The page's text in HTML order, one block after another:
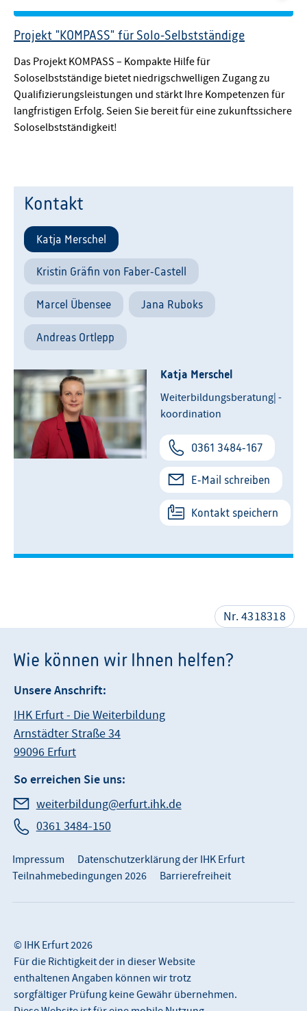
Projekt "KOMPASS" für Solo-Selbstständige
Das Projekt KOMPASS – Kompakte Hilfe für
Soloselbstständige bietet niedrigschwelligen Zugang zu
Qualifizierungsleistungen und stärkt Ihre Kompetenzen für
langfristigen Erfolg. Seien Sie bereit für eine zukunftssichere
Soloselbstständigkeit!
Kontakt
Katja Merschel
Kristin Gräfin von Faber-Castell
Marcel Übensee Jana Ruboks
Andreas Ortlepp
Katja Merschel
Weiterbildungsberatung| -
koordination
0361 3484-167
E-Mail schreiben
Kontakt speichern
Nr. 4318318
Wie können wir Ihnen helfen?
Unsere Anschrift:
IHK Erfurt - Die Weiterbildung
Arnstädter Straße 34
99096 Erfurt
So erreichen Sie uns:
weiterbildung@erfurt.ihk.de
0361 3484-150
© IHK Erfurt 2026
Für die Richtigkeit der in dieser Website
enthaltenen Angaben können wir trotz
sorgfältiger Prüfung keine Gewähr übernehmen.
Impressum
Datenschutzerklärung der IHK Erfurt
Teilnahmebedingungen 2026
Barrierefreiheit